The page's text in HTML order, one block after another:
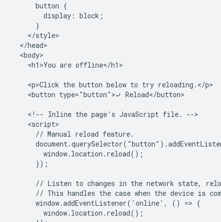
      button {
        display: block;
      }
    </style>
  </head>
  <body>
    <h1>You are offline</h1>
    <p>Click the button below to try reloading.</p>
    <button type="button">⤾ Reload</button>
    <!-- Inline the page's JavaScript file. -->
    <script>
      // Manual reload feature.
        window.location.reload();
      });
// Listen to changes in the network state,
// This handles the case when the device is
      window.addEventListener('online', () => {
        window.location.reload();